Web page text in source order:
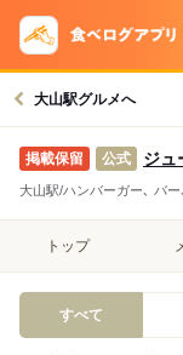
大山駅グルメへ
公式
大山駅/ハンバーガー､ バー
トップ
すべて